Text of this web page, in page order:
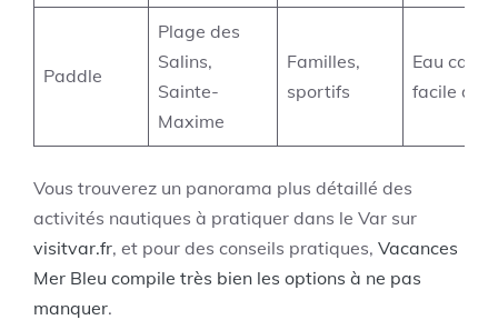
Paddle
Plage des
Salins,
Sainte-
Maxime
Familles,
sportifs
Eau
facile
Vous trouverez un panorama plus détaillé des
activités nautiques à pratiquer dans le Var sur
visitvar.fr, et pour des conseils pratiques, Vacances
Mer Bleu compile très bien les options à ne pas
manquer.